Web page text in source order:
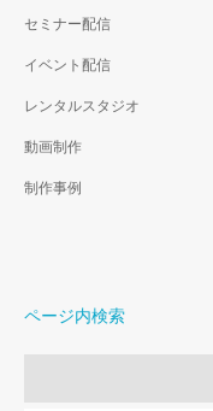
セミナー配信
イベント配信
レンタルスタジオ
動画制作
制作事例
ページ内検索